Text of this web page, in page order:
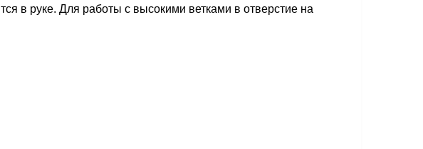
в руке. Для работы с высокими ветками в отверстие на